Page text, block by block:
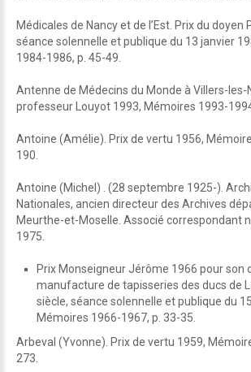
Médicales de Nancy et de l’Est. Prix du doyen
séance solennelle et publique du 13 janvier
1984-1986, p. 45-49.
Antenne de Médecins du Monde à Villers-les-
professeur Louyot 1993, Mémoires 1993-
Antoine (Amélie). Prix de vertu 1956,
190.
Antoine (Michel) . (28 septembre 1925-).
Nationales, ancien directeur des Archives
Meurthe-et-Moselle. Associé correspondant
1975.
Prix Monseigneur Jérôme 1966 pour son
manufacture de tapisseries des ducs de
siècle, séance solennelle et publique du
Mémoires 1966-1967, p. 33-35.
Arbeval (Yvonne). Prix de vertu 1959,
273.